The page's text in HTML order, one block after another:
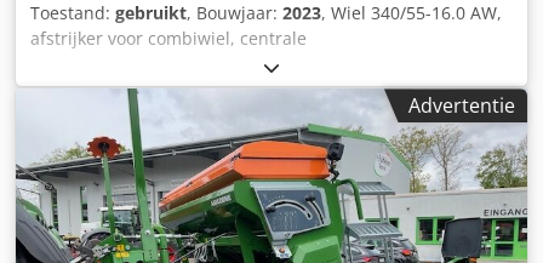
Toestand: gebruikt, Bouwjaar: 2023, Wiel 340/55-16.0 AW,
afstrijker voor combiwiel, centrale
ontlastingsdrukverstelling / ploeglichaam STU 40,
schaarblad 430, HD-schaarpunt, gekarteld schijfkouters D
500, 1x gekarteld / voorbereiding voor verlichting / Dkedjt
Eay Ejpfx Aaijr
Advertentie